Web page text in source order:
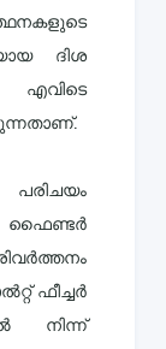
ദിശ
ഫൈണ്ടർ
ഫീച്ചർ
നിന്ന്